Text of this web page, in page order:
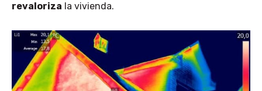
revaloriza la vivienda.